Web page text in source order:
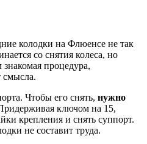
колодки на Флюенсе не так
со снятия колеса, но
знакомая процедура,
смысла.
Чтобы его снять, нужно
ключом на 15,
крепления и снять суппорт.
не составит труда.